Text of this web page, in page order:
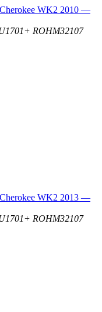
WK2 2010 —
ROHM32107
WK2 2013 —
ROHM32107